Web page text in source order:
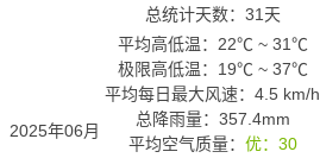
总统计天数：31天
2025年06月
平均高低温： 22℃ ~ 31℃
极限高低温： 19℃ ~ 37℃
平均每日最大风速：4.5 km/h
总降雨量：357.4mm
平均空气质量： 优：30